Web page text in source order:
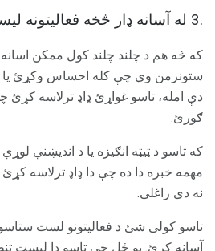
.3 له آسانه ډار څخه فعالیتونه لیست کړئ
که څه هم د چلند چلند کول ممکن اسانه
ستونزمن وي چې کله احساس وکړئ یا
دې امله، تاسو غواړئ ډاډ ترلاسه کړئ
ګورئ.
که تاسو د ټیټه انګیزه یا د اندیښنې
مهمه خبره دا ده چې دا ډاډ ترلاسه
نه دی راغلی.
تاسو کولی شئ د فعالیتونو لست ستاسو
آسانه کړئ. یو ځل چې تاسو دا لیست